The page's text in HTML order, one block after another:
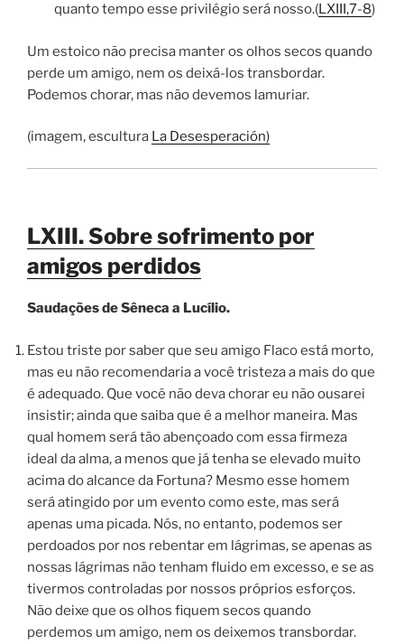
quanto tempo esse privilégio será nosso.(LXIII,7-8)
Um estoico não precisa manter os olhos secos quando
perde um amigo, nem os deixá-los transbordar.
Podemos chorar, mas não devemos lamuriar.
(imagem, escultura La Desesperación)
LXIII. Sobre sofrimento por
amigos perdidos
Saudações de Sêneca a Lucílio.
Estou triste por saber que seu amigo Flaco está morto,
mas eu não recomendaria a você tristeza a mais do que
é adequado. Que você não deva chorar eu não ousarei
insistir; ainda que saiba que é a melhor maneira. Mas
qual homem será tão abençoado com essa firmeza
ideal da alma, a menos que já tenha se elevado muito
acima do alcance da Fortuna? Mesmo esse homem
será atingido por um evento como este, mas será
apenas uma picada. Nós, no entanto, podemos ser
perdoados por nos rebentar em lágrimas, se apenas as
nossas lágrimas não tenham fluido em excesso, e se as
tivermos controladas por nossos próprios esforços.
Não deixe que os olhos fiquem secos quando
perdemos um amigo, nem os deixemos transbordar.